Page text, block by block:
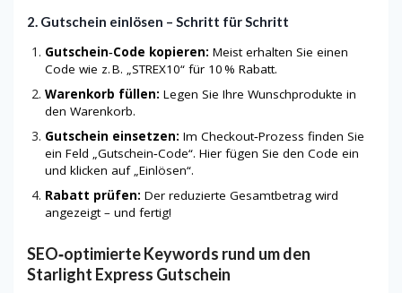
2. Gutschein einlösen – Schritt für Schritt
Gutschein‑Code kopieren: Meist erhalten Sie einen
Code wie z. B. „STREX10“ für 10 % Rabatt.
Warenkorb füllen: Legen Sie Ihre Wunschprodukte in
den Warenkorb.
Gutschein einsetzen: Im Checkout‑Prozess finden Sie
ein Feld „Gutschein‑Code“. Hier fügen Sie den Code ein
und klicken auf „Einlösen“.
Rabatt prüfen: Der reduzierte Gesamtbetrag wird
angezeigt – und fertig!
SEO‑optimierte Keywords rund um den
Starlight Express Gutschein